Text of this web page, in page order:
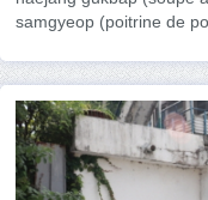
samgyeop (poitrine de